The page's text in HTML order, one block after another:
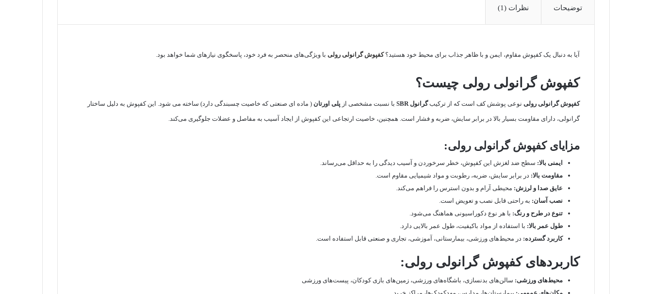
توضیحات نظرات (1)
آیا به دنبال یک کفپوش مقاوم، ایمن و با ظاهر جذاب برای محیط خود هستید؟کفپوش گرانولی رولی با ویژگی‌های منحصر به فرد خود، پاسخگوی نیازهای شما خواهد بود.
کفپوش گرانولی رولی چیست؟
کفپوش گرانولی رولی نوعی پوشش کف است که از ترکیبگرانول SBR با نسبت مشخصی از پلی اورتان ( ماده ای صنعتی که خاصیت چسبندگی دارد) ساخته می شود. این کفپوش به دلیل ساختار
گرانولی، دارای مقاومت بسیار بالا در برابر سایش، ضربه و فشار است. همچنین، خاصیت ارتجاعی این کفپوش از ایجاد آسیب به مفاصل و عضلات جلوگیری می‌کند.
مزایای کفپوش گرانولی رولی:
ایمنی بالا: سطح ضد لغزش این کفپوش، خطر سرخوردن و آسیب دیدگی را به حداقل می‌رساند.
مقاومت بالا: در برابر سایش، ضربه، رطوبت و مواد شیمیایی مقاوم است.
عایق صدا و لرزش: محیطی آرام و بدون استرس را فراهم می‌کند.
نصب آسان: به راحتی قابل نصب و تعویض است.
تنوع در طرح و رنگ: با هر نوع دکوراسیونی هماهنگ می‌شود.
طول عمر بالا: با استفاده از مواد باکیفیت، طول عمر بالایی دارد.
کاربرد گسترده: در محیط‌های ورزشی، بیمارستانی، آموزشی، تجاری و صنعتی قابل استفاده است.
کاربردهای کفپوش گرانولی رولی:
محیط‌های ورزشی: سالن‌های بدنسازی، باشگاه‌های ورزشی، زمین‌های بازی کودکان، پیست‌های ورزشی